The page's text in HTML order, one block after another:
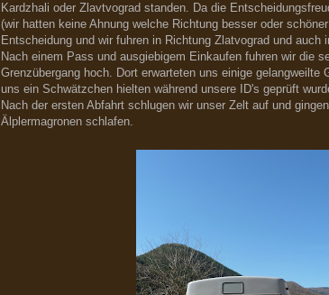
Kardzhali oder Zlavtvograd standen. Da die
(wir hatten keine Ahnung welche Richtung besser oder
Entscheidung und wir fuhren in Richtung Zlatvograd und auch
Nach einem Pass und ausgiebigem Einkaufen fuhren wir die
Grenzübergang hoch. Dort erwarteten uns einige gelangweilte
uns ein Schwätzchen hielten während unsere ID's geprüft
Nach der ersten Abfahrt schlugen wir unser Zelt auf und
Älplermagronen schlafen.